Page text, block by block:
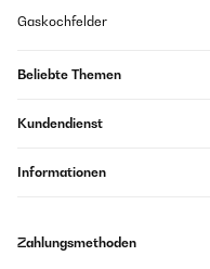
Gaskochfelder
Beliebte Themen
Kundendienst
Informationen
Zahlungsmethoden